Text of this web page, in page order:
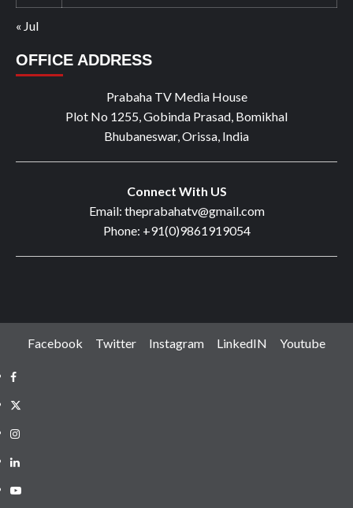
« Jul
OFFICE ADDRESS
Prabaha TV Media House
Plot No 1255, Gobinda Prasad, Bomikhal
Bhubaneswar, Orissa, India
Connect With US
Email: theprabahatv@gmail.com
Phone: +91(0)9861919054
Facebook Twitter Instagram LinkedIN Youtube
Facebook
Twitter
Instagram
LinkedIN
Youtube